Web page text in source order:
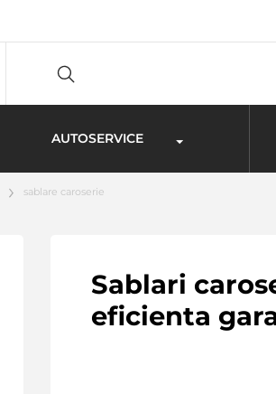
AUTOSERVICE
sablare caroserie
Sablari
eficienta